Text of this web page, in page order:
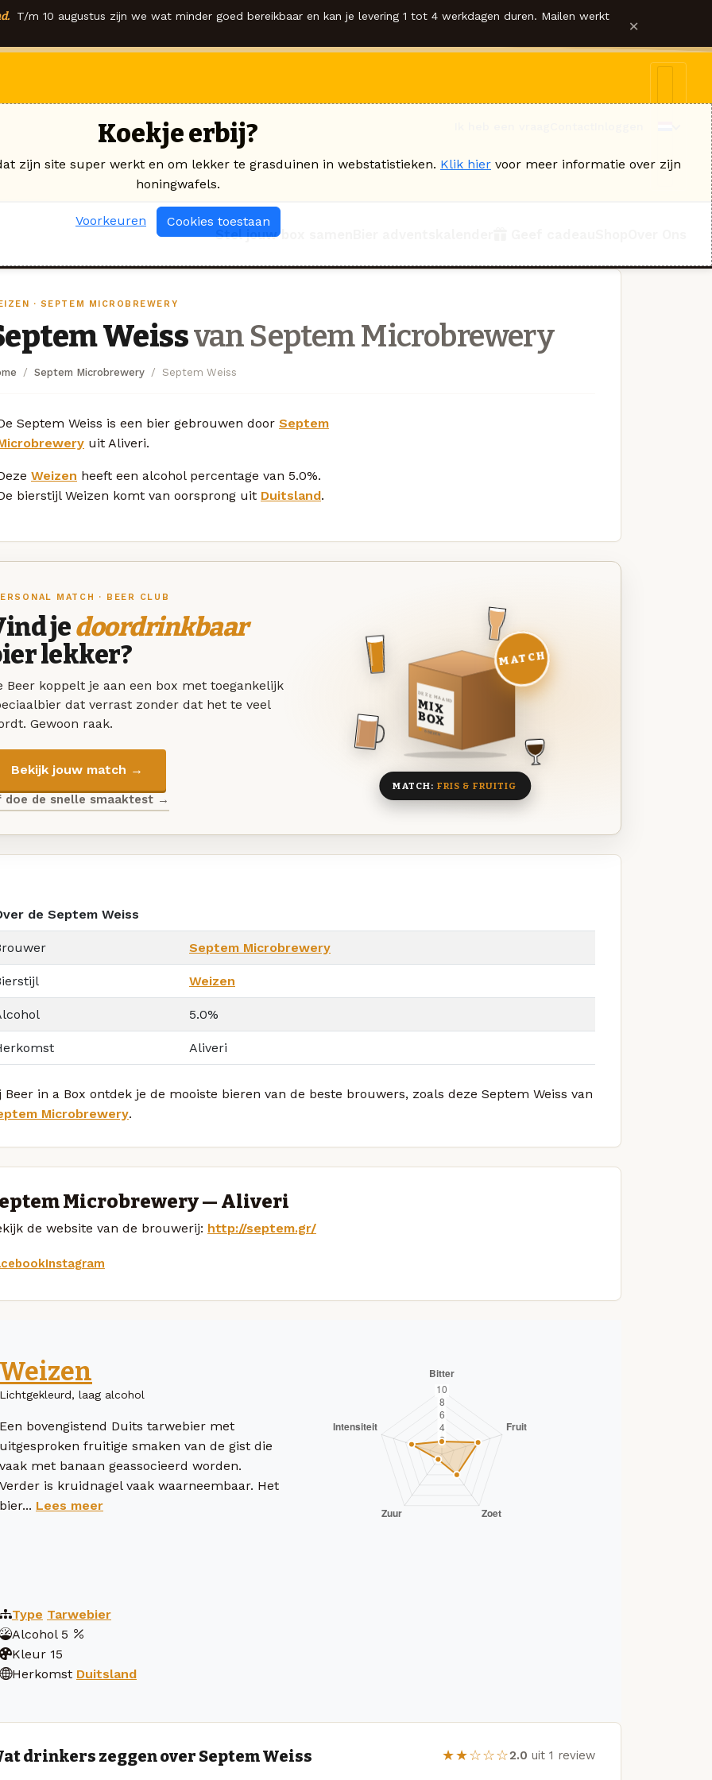
T/m 10 augustus zijn we wat minder goed bereikbaar en kan je levering 1 tot 4 werkdagen duren. Mailen werkt ×
Stel jouw box samen
· SEPTEM MICROBREWERY
Weissvan Septem Microbrewery
Septem Microbrewery Septem Weiss
Septem Weiss is een bier gebrouwen door Septem
uit Aliveri.
Weizen heeft een alcohol percentage van 5.0%.
bierstijl Weizen komt van oorsprong uit Duitsland.
MATCH · BEER CLUB
jedoordrinkbaar
lekker?
Beer koppelt je aan een box met toegankelijk
dat verrast zonder dat het te veel
Gewoon raak.
Bekijk jouw match →
doe de snelle smaaktest →
DEZE MAAND
MIX
BOX
8 BIEREN
MATCH
MATCH: FRIS & FRUITIG
de Septem Weiss
Septem Microbrewery
Weizen
5.0%
Aliveri
Beer in a Box ontdek je de mooiste bieren van de beste brouwers, zoals deze Septem Weiss van
Microbrewery.
Microbrewery — Aliveri
de website van de brouwerij: http://septem.gr/
Instagram
Weizen
Lichtgekleurd, laag alcohol
Een bovengistend Duits tarwebier met
uitgesproken fruitige smaken van de gist die
vaak met banaan geassocieerd worden.
Verder is kruidnagel vaak waarneembaar. Het
bier... Lees meer
Type Tarwebier
Alcohol 5
Kleur 15
Herkomst Duitsland
drinkers zeggen over Septem Weiss ★★☆☆☆2.0 uit 1 review
Koekje erbij?
zijn site super werkt en om lekker te grasduinen in webstatistieken. Klik hier voor meer informatie over zijn
honingwafels.
Voorkeuren Cookies toestaan